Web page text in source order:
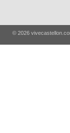
© 2026